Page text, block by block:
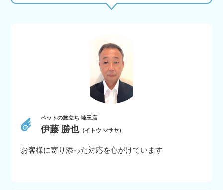
ペットの旅立ち 埼玉店
伊藤 勝也（イトウ マサヤ）
お客様に寄り添った対応を心がけています